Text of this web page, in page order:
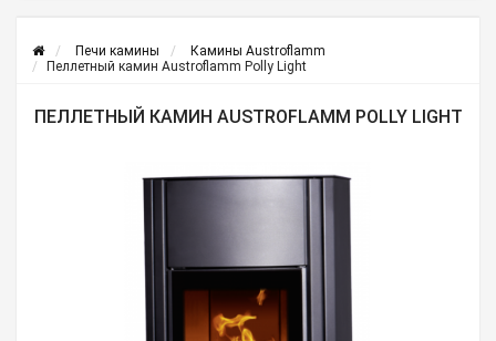
Печи камины
Камины Austroflamm
Пеллетный камин Austroflamm Polly Light
ПЕЛЛЕТНЫЙ КАМИН AUSTROFLAMM POLLY LIGHT